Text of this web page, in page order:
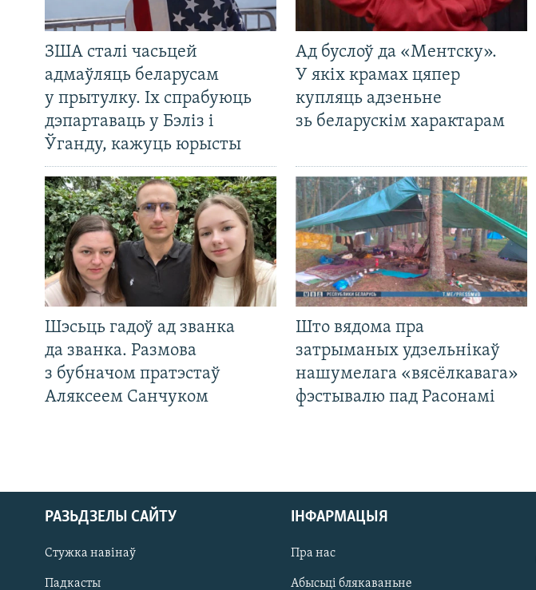
ЗША сталі часьцей
адмаўляць беларусам
у прытулку. Іх спрабуюць
дэпартаваць у Бэліз і
Ўганду, кажуць юрысты
Ад буслоў да «Ментску».
У якіх крамах цяпер
купляць адзеньне
зь беларускім характарам
Шэсьць гадоў ад званка
да званка. Размова
з бубначом пратэстаў
Аляксеем Санчуком
Што вядома пра
затрыманых удзельнікаў
нашумелага «вясёлкавага»
фэстывалю пад Расонамі
РАЗЬДЗЕЛЫ САЙТУ
Стужка навінаў
Падкасты
ІНФАРМАЦЫЯ
Пра нас
Абысьці блякаваньне